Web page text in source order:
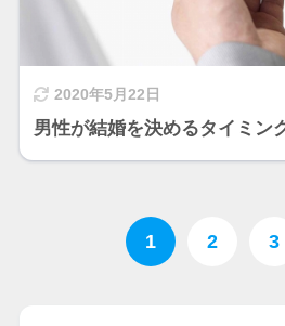
2020年5月22日
男性が結婚を決めるタイミン
1 2 3